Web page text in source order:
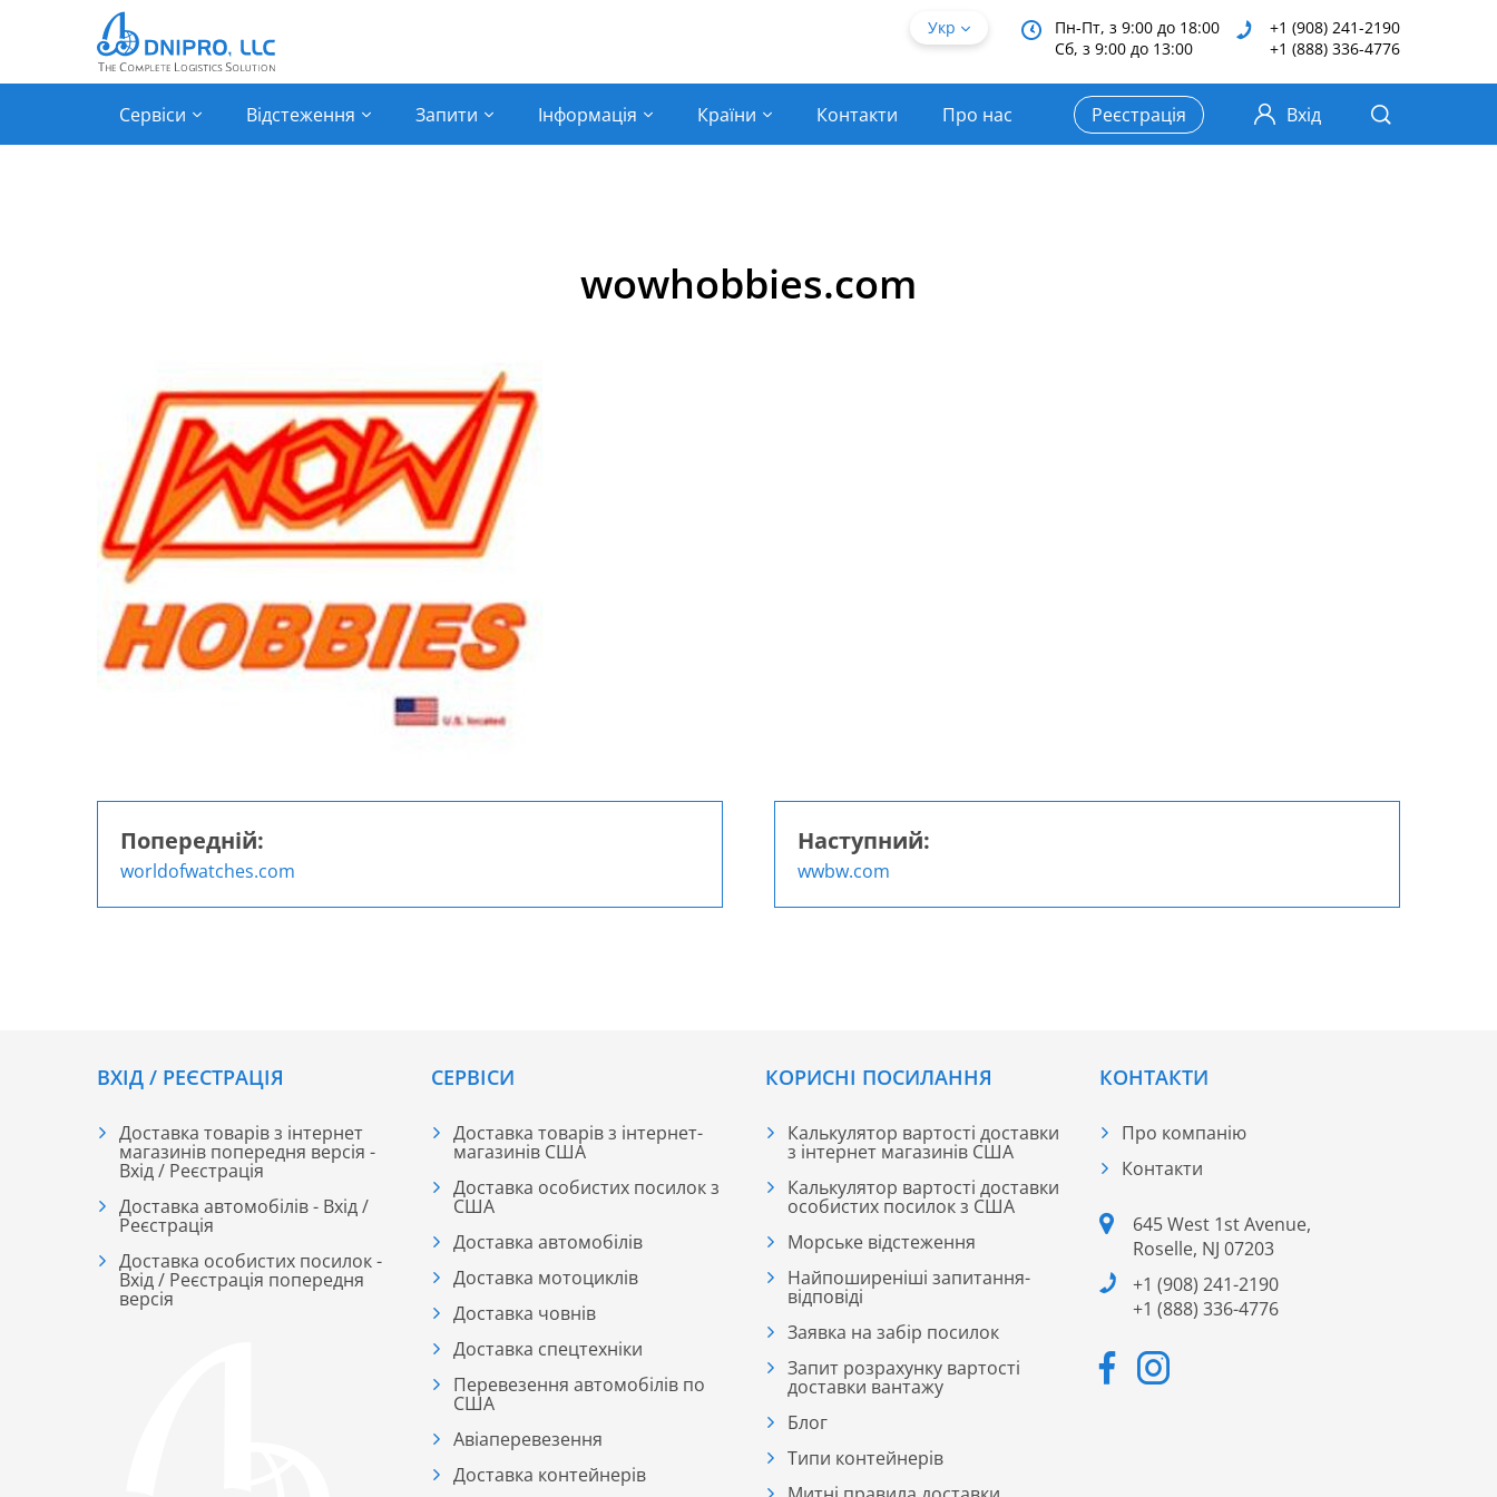
wowhobbies.com
Навігація
Попередній:
worldofwatches.com
Наступний:
wwbw.com
Укр
Пн-Пт, з 9:00 до 18:00
Сб, з 9:00 до 13:00
+1 (908) 241-2190
+1 (888) 336-4776
Сервіси Відстеження Запити Інформація Країни Контакти Про нас Реєстрація Вхід
ВХІД / РЕЄСТРАЦІЯ
Доставка товарів з інтернет
магазинів попередня версія -
Вхід / Реєстрація
Доставка автомобілів - Вхід /
Реєстрація
Доставка особистих посилок -
Вхід / Реєстрація попередня
версія
CЕРВІСИ
Доставка товарів з інтернет-
магазинів США
Доставка особистих посилок з
США
Доставка автомобілів
Доставка мотоциклів
Доставка човнів
Доставка спецтехніки
Перевезення автомобілів по
США
Авіаперевезення
Доставка контейнерів
КОРИСНІ ПОСИЛАННЯ
Калькулятор вартості доставки
з інтернет магазинів США
Калькулятор вартості доставки
особистих посилок з США
Морське відстеження
Найпоширеніші запитання-
відповіді
Заявка на забір посилок
Запит розрахунку вартості
доставки вантажу
Блог
Типи контейнерів
КОНТАКТИ
Про компанію
Контакти
645 West 1st Avenue,
Roselle, NJ 07203
+1 (908) 241-2190
+1 (888) 336-4776